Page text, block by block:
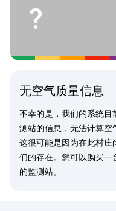
?
无空气质量信息
不幸的是，我们的系统
测站的信息，无法计算空
这很可能是因为在此村庄
们的存在。您可以购买一
的监测站。